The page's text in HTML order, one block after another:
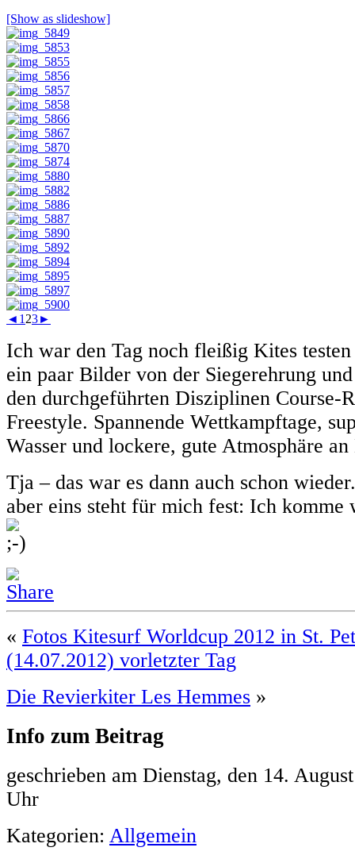
[Show as slideshow]
◄ 1 23►
Ich war den Tag noch fleißig Kites
ein paar Bilder von der Siegerehrung
den durchgeführten Disziplinen Course-
Freestyle. Spannende Wettkampftage,
Wasser und lockere, gute Atmosphäre
Tja – das war es dann auch schon
aber eins steht für mich fest: Ich komme
« Fotos Kitesurf Worldcup 2012 in St.
(14.07.2012) vorletzter Tag
Die Revierkiter Les Hemmes »
Info zum Beitrag
geschrieben am Dienstag, den 14.
Uhr
Kategorien: Allgemein